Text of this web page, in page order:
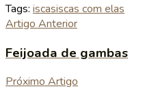
Tags: iscasiscas com elas
Artigo Anterior
Feijoada de gambas
Próximo Artigo